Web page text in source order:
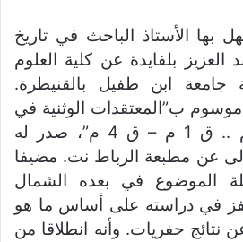
بها الأستاذ الباحث في تاريخ
بلفايدة عن كلية العلوم
جامعة ابن طفيل بالقنيطرة.
ب”المعتقدات الوثنية في
شمال افريقيا القديم .. ق 1 م – ق 4 م”، صدر له
عن مطبعة الرباط نت. مضيفا
الموضوع في بعده الشمال
في دراسته على أساس ما هو
نتائج حفريات. وأنه انطلاقا من